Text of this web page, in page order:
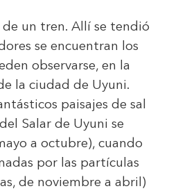
un tren. Allí se tendió
se encuentran los
observarse, en la
la ciudad de Uyuni.
paisajes de sal
Salar de Uyuni se
a octubre), cuando
por las partículas
de noviembre a abril)